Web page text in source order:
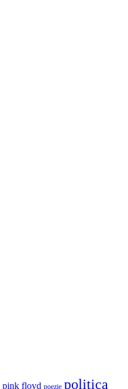
pink floyd poezie politica